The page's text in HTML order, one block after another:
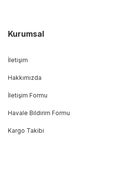
Kurumsal
İletişim
Hakkımızda
İletişim Formu
Havale Bildirim Formu
Kargo Takibi